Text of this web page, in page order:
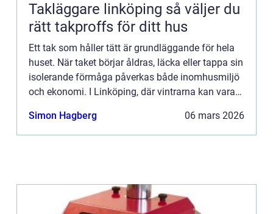
Takläggare linköping så väljer du
rätt takproffs för ditt hus
Ett tak som håller tätt är grundläggande för hela
huset. När taket börjar åldras, läcka eller tappa sin
isolerande förmåga påverkas både inomhusmiljö
och ekonomi. I Linköping, där vintrarna kan vara
stora...
Simon Hagberg 06 mars 2026